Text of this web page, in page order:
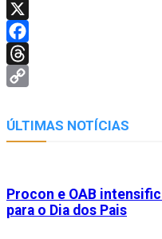
Telegram
X
Facebook
Threads
Link
ÚLTIMAS NOTÍCIAS
Procon e OAB
para o Dia dos Pais